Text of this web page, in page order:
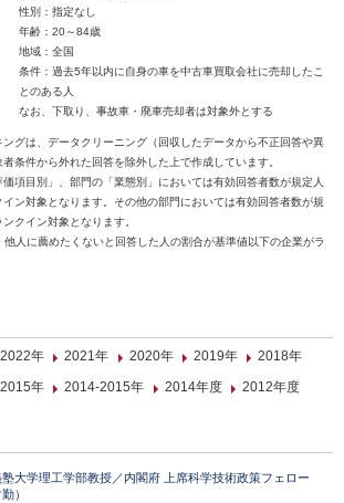
性別：指定なし
年齢：20～84歳
地域：全国
条件：過去5年以内に自身の車を中古車買取会社に売却したこ
とのある人
なお、下取り、事故車・廃車売却者は対象外とする
グは、データクリーニング（回収したデータから不正回答や異
条件から外れた回答を除外した上で作成しています。
項目別」、部門の「業態別」においては有効回答者数が規定人
ン対象となります。その他の部門においては有効回答者数が規
クイン対象となります。
人に薦めたくないと回答した人の割合が基準値以下の企業がラ
2022年 2021年 2020年 2019年
2018年
2015年 2014-2015年 2014年度 2012年度
塾大学理工学部教授／内閣府 上席科学技術政策フェロー
）